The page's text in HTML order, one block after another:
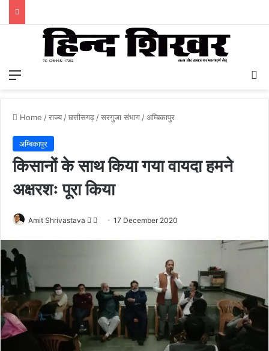
Home /राज्य/छत्तीसगढ़/सरगुजा संभाग/अम्बिकापुर
अम्बिकापुर
किसानों के साथ किया गया वायदा हमने
अक्षरशः पूरा किया
Amit Shrivastava
F
w
o
X
n
e
m
a
17 December 2020